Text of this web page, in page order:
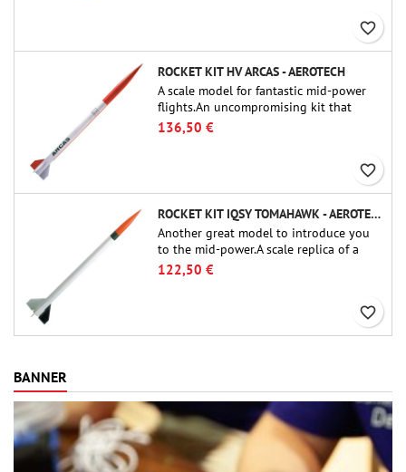
favorite_border
ROCKET KIT HV ARCAS - AEROTECH
A scale model for fantastic mid-power
flights.An uncompromising kit that
allows you to build a replica of one of
the most famous sounding-rocket ever.
136,50 €
favorite_border
ROCKET KIT IQSY TOMAHAWK - AEROTECH
Another great model to introduce you
to the mid-power.A scale replica of a
famous sounding rocket, small in size
and peefect to move to higher-level kits.
122,50 €
favorite_border
BANNER